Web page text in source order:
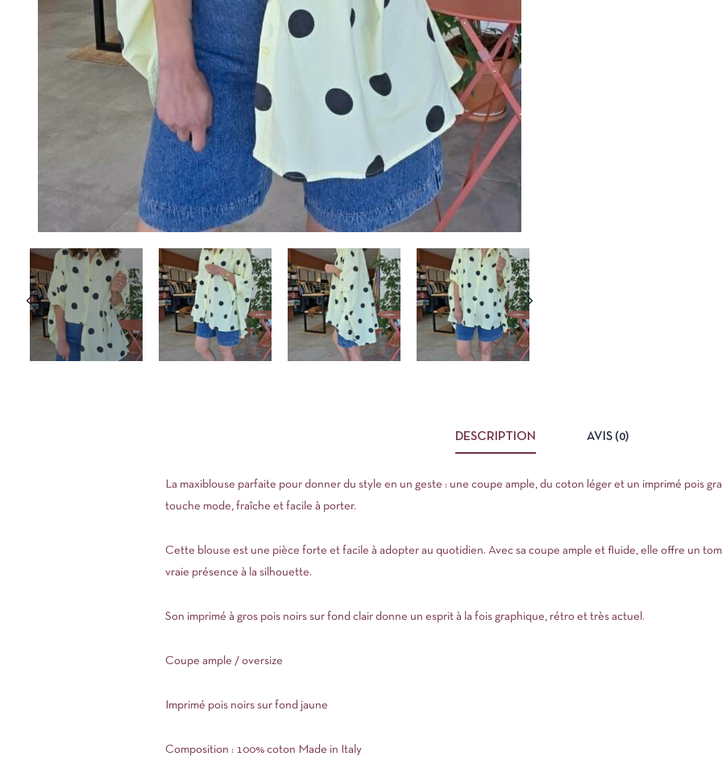
DESCRIPTION AVIS (0)
La maxiblouse parfaite pour donner du style en un geste : une coupe ample, du coton léger et un imprimé pois
touche mode, fraîche et facile à porter.
Cette blouse est une pièce forte et facile à adopter au quotidien. Avec sa coupe ample et fluide, elle offre un
vraie présence à la silhouette.
Son imprimé à gros pois noirs sur fond clair donne un esprit à la fois graphique, rétro et très actuel.
Coupe ample / oversize
Imprimé pois noirs sur fond jaune
Composition : 100% coton Made in Italy